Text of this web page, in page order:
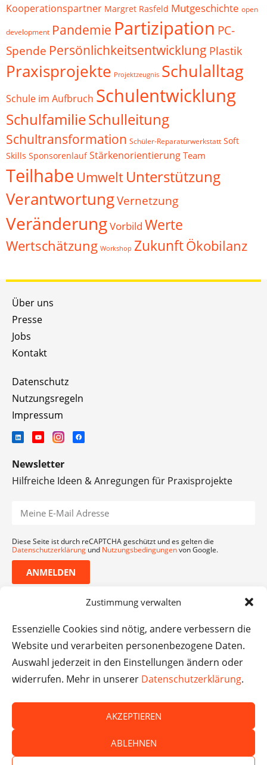
Zustimmung verwalten
Essenzielle Cookies sind nötig, andere verbessern die
Website und verarbeiten personenbezogene Daten.
Auswahl jederzeit in den Einstellungen ändern oder
widerrufen. Mehr in unserer Datenschutzerklärung.
AKZEPTIEREN
ABLEHNEN
Kooperationspartner Margret Rasfeld Mutgeschichte open
development Pandemie Partizipation PC-
Spende Persönlichkeitsentwicklung Plastik
Praxisprojekte Projektzeugnis Schulalltag
Schule im Aufbruch Schulentwicklung
SchulfamilieSchulleitung
Schultransformation Schüler-Reparaturwerkstatt Soft
Skills Sponsorenlauf Stärkenorientierung Team
Teilhabe Umwelt Unterstützung
VerantwortungVernetzung
VeränderungVorbild Werte
Wertschätzung Workshop ZukunftÖkobilanz
Über uns
Presse
Jobs
Kontakt
Datenschutz
Nutzungsregeln
Impressum
Newsletter
Hilfreiche Ideen & Anregungen für Praxisprojekte
Diese Seite ist durch reCAPTCHA geschützt und es gelten die
Datenschutzerklärung und Nutzungsbedingungenvon Google.
ANMELDEN
nicht für die Inhalte externer Websites.